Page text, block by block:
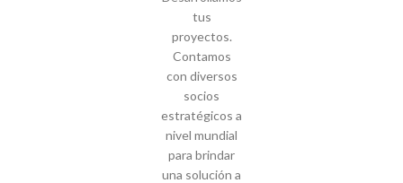
tus
proyectos.
Contamos
con diversos
socios
estratégicos a
nivel mundial
para brindar
una solución a